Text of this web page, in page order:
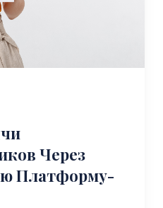
Через
Платформу-